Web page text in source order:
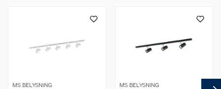
MS BELYSNING MS BELYSNING
Kundeservice
Kontakt oss
Nyheter
Våre kjeder